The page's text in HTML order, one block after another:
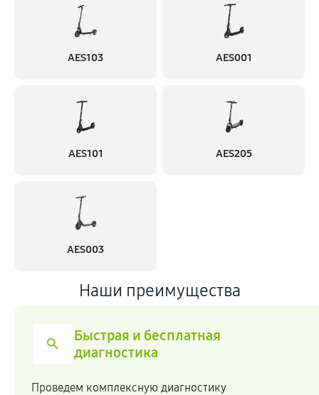
AES103 AES001
AES101 AES205
AES003
Наши преимущества
Быстрая и бесплатная
диагностика
Проведем комплексную диагностику